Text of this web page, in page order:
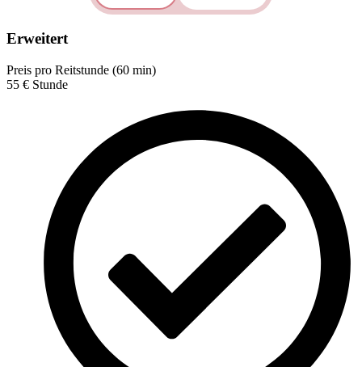
Erweitert
Preis pro Reitstunde (60 min)
55 € Stunde